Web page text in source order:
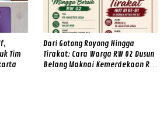
Tim
Dari Gotong Royong Hingga
Tirakat: Cara Warga RW 02 Dusun
Belang Maknai Kemerdekaan RI